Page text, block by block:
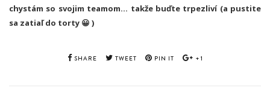
chystám so svojim teamom… takže buďte trpezliví (a pustite
sa zatiaľ do torty 😀 )
SHARE TWEET PIN IT +1